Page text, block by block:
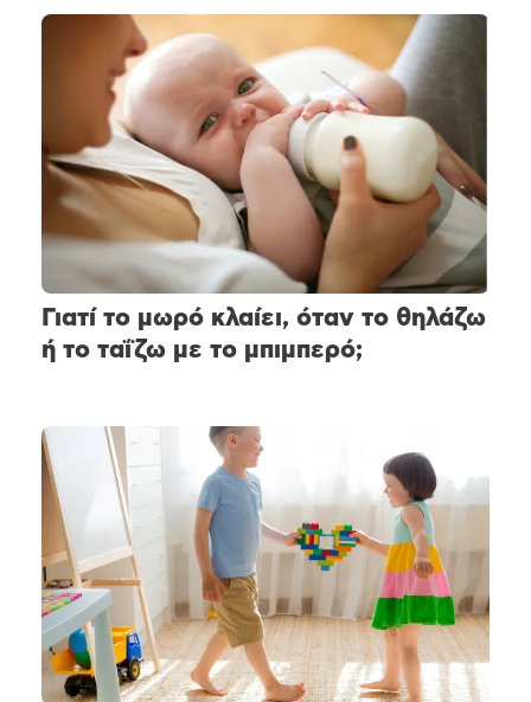
Γιατί το μωρό κλαίει, όταν το θηλάζω
ή το ταΐζω με το μπιμπερό;